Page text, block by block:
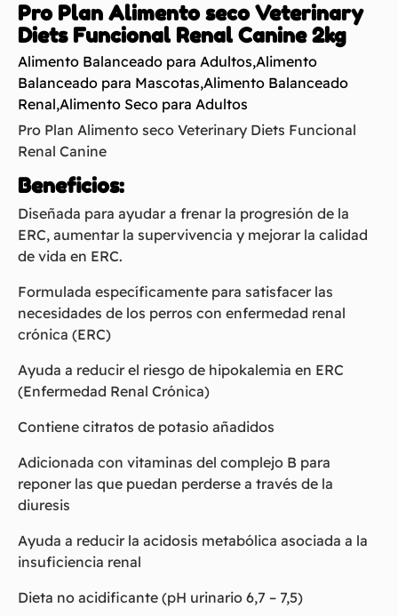
Pro Plan Alimento seco Veterinary
Diets Funcional Renal Canine 2kg
Alimento Balanceado para Adultos,Alimento
Balanceado para Mascotas,Alimento Balanceado
Renal,Alimento Seco para Adultos
Pro Plan Alimento seco Veterinary Diets Funcional
Renal Canine
Beneficios:
Diseñada para ayudar a frenar la progresión de la
ERC, aumentar la supervivencia y mejorar la calidad
de vida en ERC.
Formulada específicamente para satisfacer las
necesidades de los perros con enfermedad renal
crónica (ERC)
Ayuda a reducir el riesgo de hipokalemia en ERC
(Enfermedad Renal Crónica)
Contiene citratos de potasio añadidos
Adicionada con vitaminas del complejo B para
reponer las que puedan perderse a través de la
diuresis
Ayuda a reducir la acidosis metabólica asociada a la
insuficiencia renal
Dieta no acidificante (pH urinario 6,7 – 7,5)